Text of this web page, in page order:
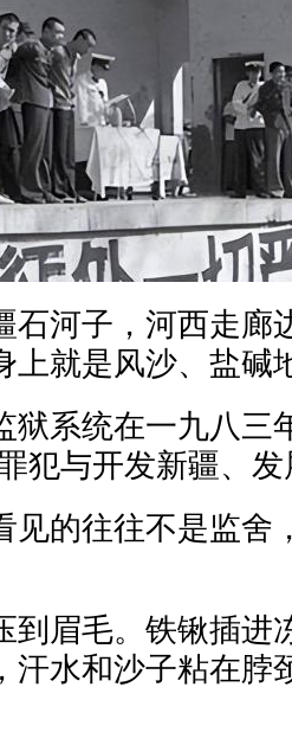
石河子，河西走廊
上就是风沙、盐碱
狱系统在一九八三
犯与开发新疆、
见的往往不是监舍
到眉毛。铁锹插进
汗水和沙子粘在脖